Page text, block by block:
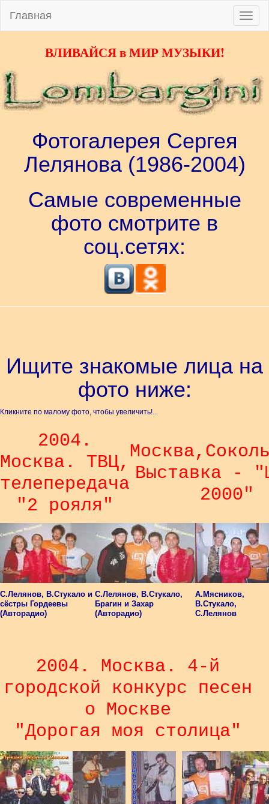
Toggle
Главная
ВЛИВАЙСЯ в МИР МУЗЫКИ!
Фотогалерея Сергея
Лелянова (1986-2004)
Самые современные
фото смотрите в
соц.сетях:
Ищите знакомые лица на
фото ниже:
Кликните по малому фото, чтобы увеличить!...
2004.
Москва. ТВЦ,
телепередача
"2 рояля"
Выставка -
2000"
С.Лелянов, В.Стукало и
сёстры Гордеевы
(Авторадио)
С.Лелянов, В.Стукало,
Брагин и Захар
(Авторадио)
А.Мясников,
В.Стукало,
С.Лелянов
2004. Москва. 4-й
городской конкурс песен
о Москве
"Дорогая моя столица"